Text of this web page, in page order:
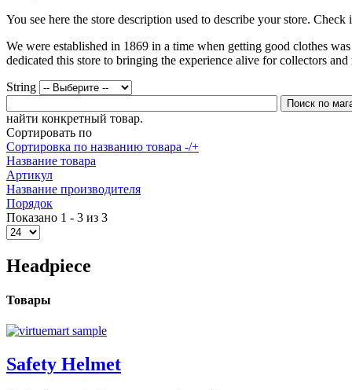
You see here the store description used to describe your store. Check
We were established in 1869 in a time when getting good clothes
dedicated this store to bringing the experience alive for collectors
String
найти конкретный товар.
Сортировать по
Сортировка по названию товара -/+
Название товара
Артикул
Название производителя
Порядок
Показано 1 - 3 из 3
Headpiece
Товары
Safety Helmet